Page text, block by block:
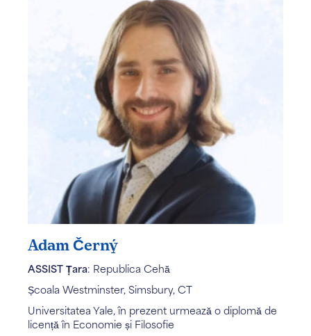
Adam Černý
ASSIST Țara: Republica Cehă
Școala Westminster, Simsbury, CT
Universitatea Yale, în prezent urmează o diplomă de
licență în Economie și Filosofie